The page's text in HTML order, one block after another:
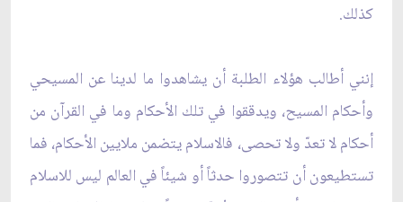
كذلك.
إنني أطالب هؤلاء الطلبة أن يشاهدوا ما لدينا عن المسيحي
وأحكام المسيح، ويدققوا في تلك الأحكام وما في القرآن من
أحكام لا تعدّ ولا تحصى، فالاسلام يتضمن ملايين الأحكام، فما
تستطيعون أن تتصوروا حدثاً أو شيئاً في العالم ليس للاسلام